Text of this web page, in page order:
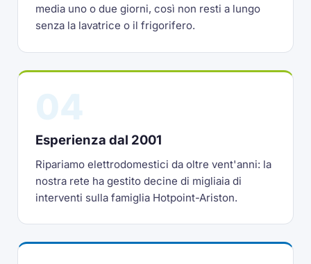
media uno o due giorni, così non resti a lungo
senza la lavatrice o il frigorifero.
Esperienza dal 2001
Ripariamo elettrodomestici da oltre vent'anni: la
nostra rete ha gestito decine di migliaia di
interventi sulla famiglia Hotpoint-Ariston.